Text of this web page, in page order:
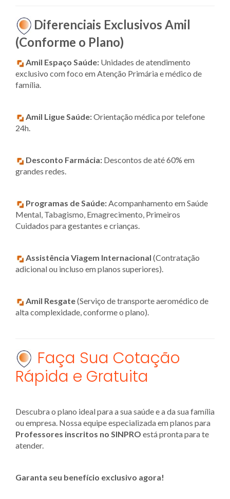
Diferenciais Exclusivos Amil
(Conforme o Plano)
Amil Espaço Saúde: Unidades de atendimento
exclusivo com foco em Atenção Primária e médico de
família.
Amil Ligue Saúde:Orientação médica por telefone
24h.
Desconto Farmácia: Descontos de até 60% em
grandes redes.
Programas de Saúde:Acompanhamento em Saúde
Mental, Tabagismo, Emagrecimento, Primeiros
Cuidados para gestantes e crianças.
Assistência Viagem Internacional (Contratação
adicional ou incluso em planos superiores).
Amil Resgate(Serviço de transporte aeromédico de
alta complexidade, conforme o plano).
Faça Sua Cotação
Rápida e Gratuita
Descubra o plano ideal para a sua saúde e a da sua família
ou empresa. Nossa equipe especializada em planos para
Professores inscritos no SINPRO está pronta para te
atender.
Garanta seu benefício exclusivo agora!